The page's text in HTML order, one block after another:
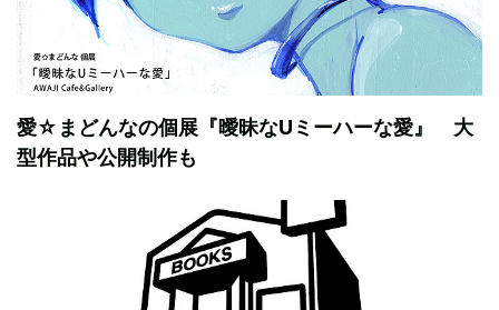
愛☆まどんなの個展『曖昧なUミーハーな愛』 大
型作品や公開制作も